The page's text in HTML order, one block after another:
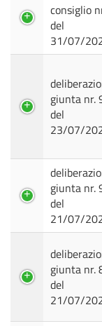
consiglio
del
31/07/
giunta nr.
del
23/07/
giunta nr.
del
21/07/
giunta nr.
del
21/07/